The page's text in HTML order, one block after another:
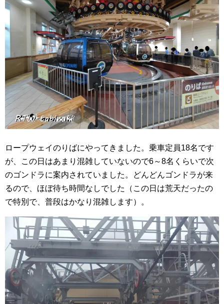
ロープウェイのりばにやってきました。乗車定員18名です
が、この日はあまり混雑していないので6～8名くらいで次
のゴンドラに案内されていました。どんどんゴンドラが来
るので、ほぼ待ち時間なしでした（この日は荒天だったの
で特別で、普段はかなり混雑します）。